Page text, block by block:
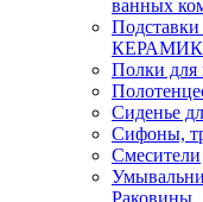
ванных
Полки для
Сиденье
Сифоны,
Смесители
Раковины